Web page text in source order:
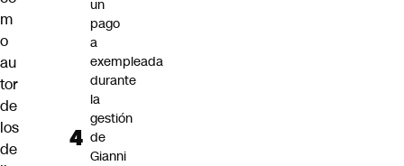
m
o
au
tor
de
los
de
un
pago
a
exempleada
durante
la
gestión
de
Gianni